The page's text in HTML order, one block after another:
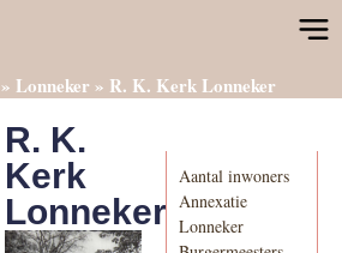
» Lonneker» R. K. Kerk Lonneker
R. K.
Kerk
Lonneker
Aantal inwoners
Annexatie
Lonneker